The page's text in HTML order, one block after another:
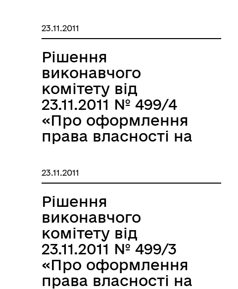
автобусних
маршрутів
загального
користування №80
та №54»
23.11.2011
Рішення
виконавчого
комітету від
23.11.2011 № 499/4
«Про оформлення
права власності на
приміщення по
вул.Бородінській,4-а
та 6-а за ТОВ
“ЛАСТІВКА”»
23.11.2011
Рішення
виконавчого
комітету від
23.11.2011 № 499/3
«Про оформлення
права власності на